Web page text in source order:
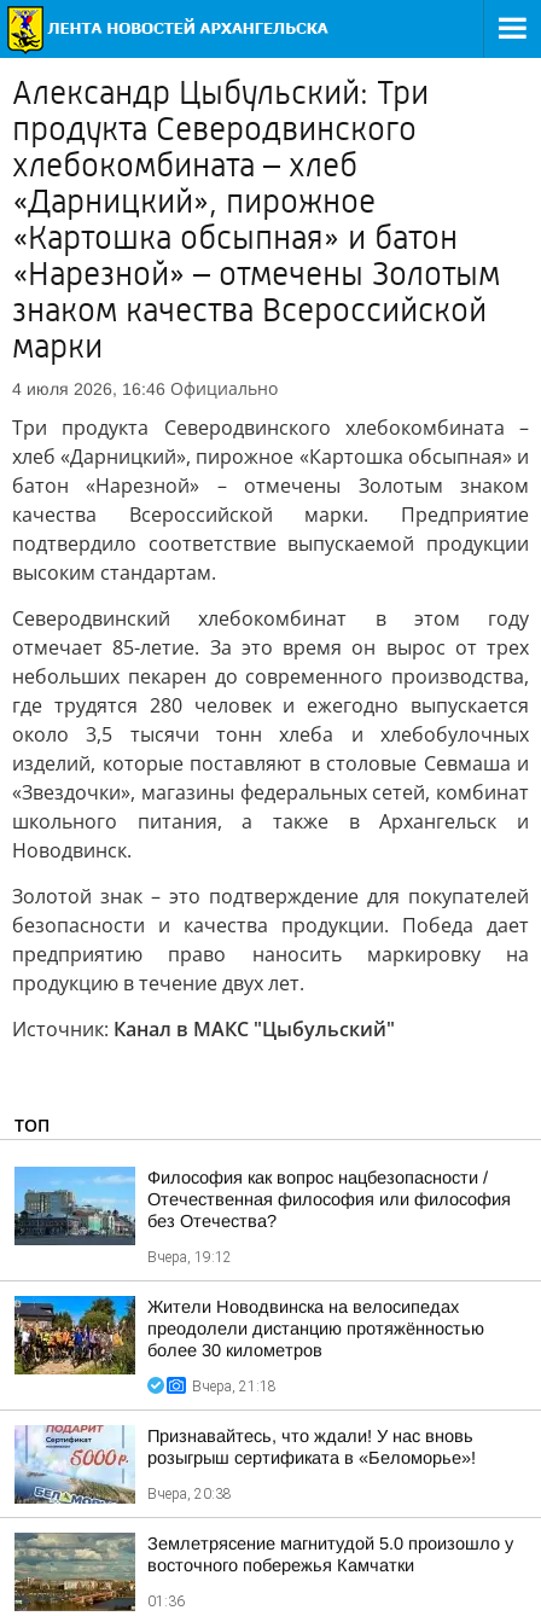
Александр Цыбульский: Три
продукта Северодвинского
хлебокомбината – хлеб
«Дарницкий», пирожное
«Картошка обсыпная» и батон
«Нарезной» – отмечены Золотым
знаком качества Всероссийской
марки
4 июля 2026, 16:46 Официально
Три продукта Северодвинского хлебокомбината –
хлеб «Дарницкий», пирожное «Картошка обсыпная» и
батон «Нарезной» – отмечены Золотым знаком
качества Всероссийской марки. Предприятие
подтвердило соответствие выпускаемой продукции
высоким стандартам.
Северодвинский хлебокомбинат в этом году
отмечает 85-летие. За это время он вырос от трех
небольших пекарен до современного производства,
где трудятся 280 человек и ежегодно выпускается
около 3,5 тысячи тонн хлеба и хлебобулочных
изделий, которые поставляют в столовые Севмаша и
«Звездочки», магазины федеральных сетей, комбинат
школьного питания, а также в Архангельск и
Новодвинск.
Золотой знак – это подтверждение для покупателей
безопасности и качества продукции. Победа дает
предприятию право наносить маркировку на
продукцию в течение двух лет.
Источник: Канал в МАКС "Цыбульский"
ТОП
Философия как вопрос нацбезопасности /
Отечественная философия или философия
без Отечества?
Вчера, 19:12
Жители Новодвинска на велосипедах
преодолели дистанцию протяжённостью
более 30 километров
Вчера, 21:18
Признавайтесь, что ждали! У нас вновь
розыгрыш сертификата в «Беломорье»!
Вчера, 20:38
Землетрясение магнитудой 5.0 произошло у
восточного побережья Камчатки
01:36